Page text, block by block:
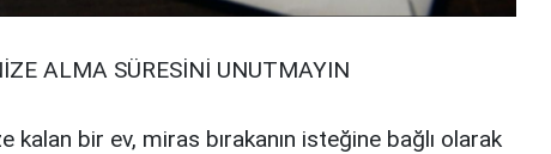
ALMA SÜRESİNİ UNUTMAYIN
kalan bir ev, miras bırakanın isteğine bağlı olarak